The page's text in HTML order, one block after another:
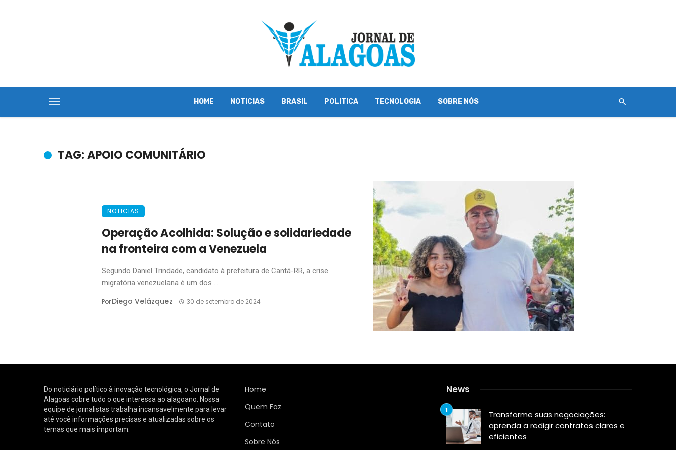
HOME NOTICIAS BRASIL POLITICA TECNOLOGIA SOBRE NÓS
TAG: APOIO COMUNITÁRIO
NOTICIAS
Operação Acolhida: Solução e solidariedade
na fronteira com a Venezuela
Segundo Daniel Trindade, candidato à prefeitura de Cantá-RR, a crise
migratória venezuelana é um dos ...
PorDiego Velázquez 30 de setembro de 2024
Do noticiário político à inovação tecnológica, o Jornal de
Alagoas cobre tudo o que interessa ao alagoano. Nossa
equipe de jornalistas trabalha incansavelmente para levar
até você informações precisas e atualizadas sobre os
temas que mais importam.
Home
Quem Faz
Contato
Sobre Nós
News
Transforme suas negociações:
aprenda a redigir contratos claros e
eficientes